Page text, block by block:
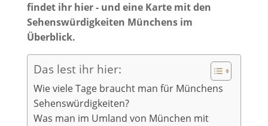
findet ihr hier - und eine Karte mit den
Sehenswürdigkeiten Münchens im
Überblick.
Das lest ihr hier:
Wie viele Tage braucht man für Münchens
Sehenswürdigkeiten?
Was man im Umland von München mit